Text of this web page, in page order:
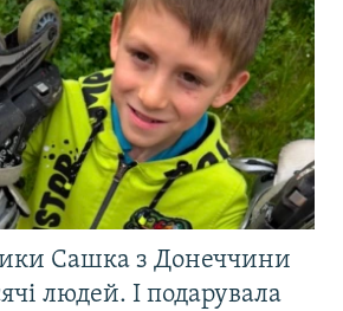
Сашка з Донеччини
людей. І подарувала